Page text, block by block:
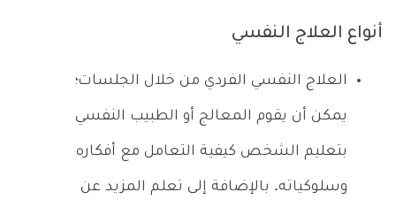
أنواع العلاج النفسي
العلاج النفسي الفردي من خلال الجلسات؛
يمكن أن يقوم المعالج أو الطبيب النفسي
بتعليم الشخص كيفية التعامل مع أفكاره
وسلوكياته. بالإضافة إلى تعلم المزيد عن